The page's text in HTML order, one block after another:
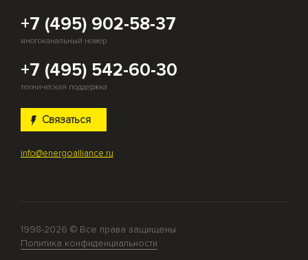
+7 (495) 902-58-37
многоканальный номер
+7 (495) 542-60-30
техническая поддержка
Связаться
info@energoalliance.ru
1998-2026 © Все права защищены
Политика конфиденциальности